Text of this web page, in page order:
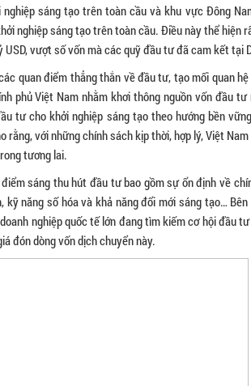
sáng tạo trên toàn cầu và khu vực Đông
nghiệp sáng tạo trên toàn cầu. Điều này thể hiện
vượt số vốn mà các quỹ đầu tư đã cam kết tại
quan điểm thẳng thắn về đầu tư, tạo mối quan
phủ Việt Nam nhằm khơi thông nguồn vốn đầu
tư cho khởi nghiệp sáng tạo theo hướng bền
với những chính sách kịp thời, hợp lý, Việt
tương lai.
sáng thu hút đầu tư bao gồm sự ổn định về
năng số hóa và khả năng đổi mới sáng tạo…
nghiệp quốc tế lớn đang tìm kiếm cơ hội đầu
đón dòng vốn dịch chuyển này.